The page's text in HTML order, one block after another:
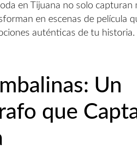
en Tijuana no solo capturan
en escenas de película
auténticas de tu historia.
Un
que